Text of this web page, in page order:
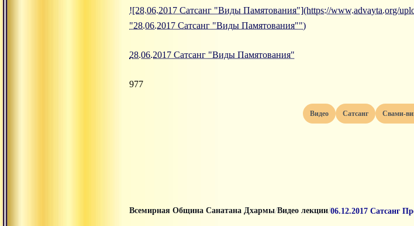
![28.06.2017 Сатсанг "Виды Памятования"](https://www.advayta.org/
"28.06.2017 Сатсанг "Виды Памятования"")
28.06.2017 Сатсанг "Виды Памятования"
977
Видео Сатсанг Свами-
Всемирная Община Санатана Дхармы/Видео лекции/06.12.2017 Сатсанг